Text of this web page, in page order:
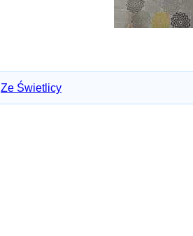
Ze Świetlicy